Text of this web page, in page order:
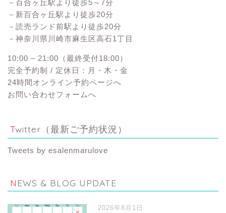
－百合ヶ丘駅より徒歩5～7分
－新百合ヶ丘駅より徒歩20分
－読売ランド前駅より徒歩20分
－神奈川県川崎市麻生区高石1丁目
10:00 – 21:00（最終受付18:00）
完全予約制 / 定休日：月・木・金
24時間オンライン予約ページへ
お問い合わせフォームへ
Twitter（最新ご予約状況）
Tweets by esalenmarulove
NEWS & BLOG UPDATE
2026年8月1日